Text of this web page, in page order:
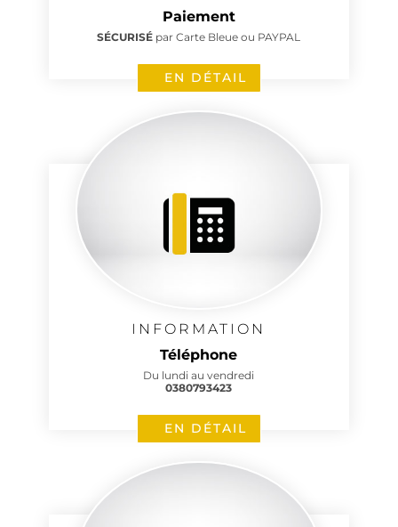
Paiement
SÉCURISÉ par Carte Bleue ou PAYPAL
EN DÉTAIL
INFORMATION
Téléphone
Du lundi au vendredi
0380793423
EN DÉTAIL